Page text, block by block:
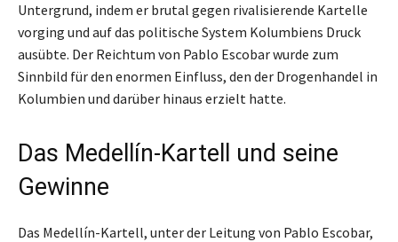
Untergrund, indem er brutal gegen rivalisierende Kartelle
vorging und auf das politische System Kolumbiens Druck
ausübte. Der Reichtum von Pablo Escobar wurde zum
Sinnbild für den enormen Einfluss, den der Drogenhandel in
Kolumbien und darüber hinaus erzielt hatte.
Das Medellín-Kartell und seine
Gewinne
Das Medellín-Kartell, unter der Leitung von Pablo Escobar,